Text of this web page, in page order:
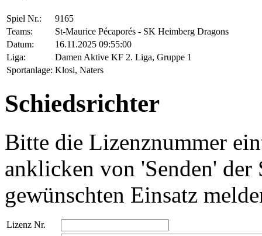
Spiel Nr.:
9165
Teams:
St-Maurice Pécaporés - SK Heimberg Dragons
Datum:
16.11.2025 09:55:00
Liga:
Damen Aktive KF 2. Liga, Gruppe 1
Sportanlage: Klosi, Naters
Schiedsrichter
Bitte die Lizenznummer
anklicken von 'Senden'
gewünschten Einsatz
Lizenz Nr.